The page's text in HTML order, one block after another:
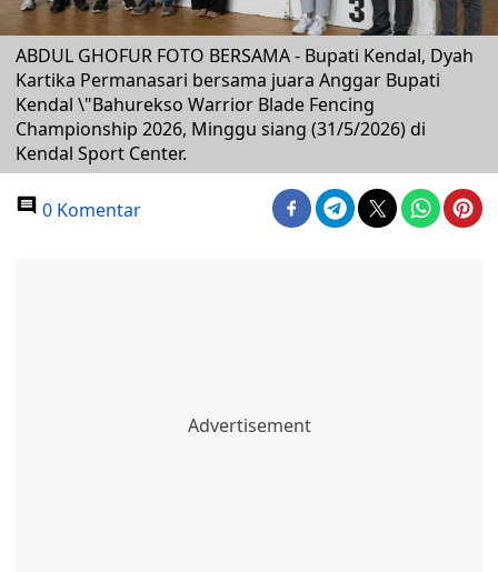
ABDUL GHOFUR FOTO BERSAMA - Bupati Kendal, Dyah
Kartika Permanasari bersama juara Anggar Bupati
Kendal \"Bahurekso Warrior Blade Fencing
Championship 2026, Minggu siang (31/5/2026) di
Kendal Sport Center.
0 Komentar